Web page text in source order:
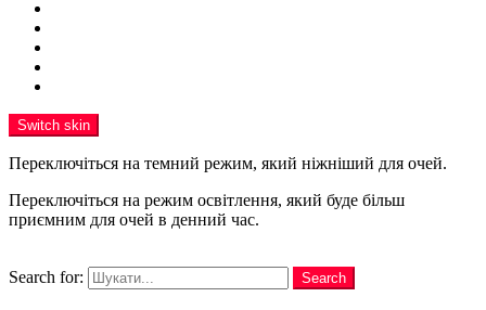
Switch skin
Переключіться на темний режим, який ніжніший для очей.
Переключіться на режим освітлення, який буде більш
приємним для очей в денний час.
Search for:
Search